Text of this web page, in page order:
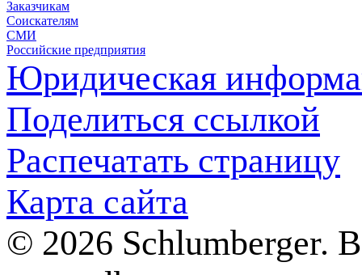
Заказчикам
Соискателям
СМИ
Российские предприятия
Юридическая
Поделиться ссылкой
Распечатать страницу
Карта сайта
© 2026 Schlumberger.